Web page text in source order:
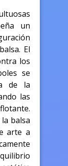
un
El
los
se
de la
las
balsa
arte a